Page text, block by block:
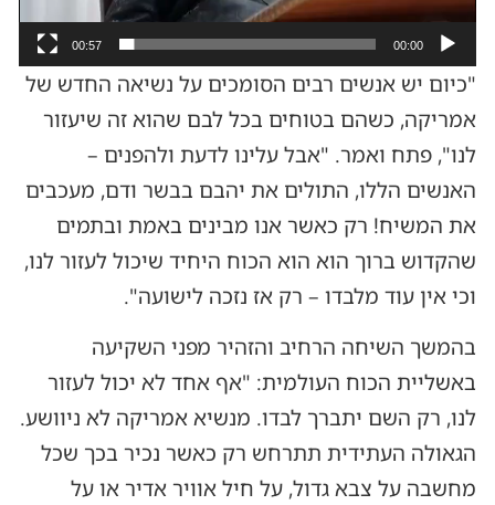
00:00
00:57
"כיום יש אנשים רבים הסומכים על נשיאה החדש של
אמריקה, כשהם בטוחים בכל לבם שהוא זה שיעזור
לנו", פתח ואמר. "אבל עלינו לדעת ולהפנים –
האנשים הללו, התולים את יהבם בבשר ודם, מעכבים
את המשיח! רק כאשר אנו מבינים באמת ובתמים
שהקדוש ברוך הוא הוא הכוח היחיד שיכול לעזור לנו,
וכי אין עוד מלבדו – רק אז נזכה לישועה".
בהמשך השיחה הרחיב והזהיר מפני השקיעה
באשליית הכוח העולמית: "אף אחד לא יכול לעזור
לנו, רק השם יתברך לבדו. מנשיא אמריקה לא ניוושע.
הגאולה העתידית תתרחש רק כאשר נכיר בכך שכל
מחשבה על צבא גדול, על חיל אוויר אדיר או על